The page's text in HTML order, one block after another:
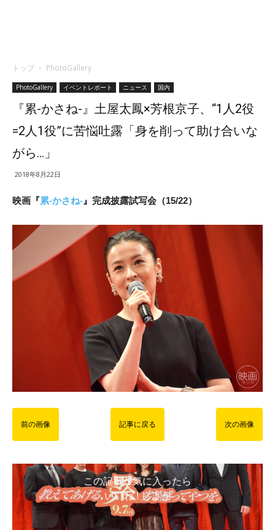
トップ PhotoGallery
PhotoGallery イベントレポート ニュース 国内
『累-かさね-』土屋太鳳×芳根京子、“1人2役
=2人1役”に苦悩吐露「身を削って助け合いな
がら…」
2018年8月22日
映画『累-かさね- 』完成披露試写会（15/22）
前の画像 記事に戻る 次の画像
この記事が気に入ったら
いいね ! しよう